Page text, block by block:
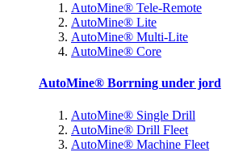
AutoMine® Tele-Remote
AutoMine® Lite
AutoMine® Multi-Lite
AutoMine® Core
AutoMine® Borrning under jord
AutoMine® Single Drill
AutoMine® Drill Fleet
AutoMine® Machine Fleet